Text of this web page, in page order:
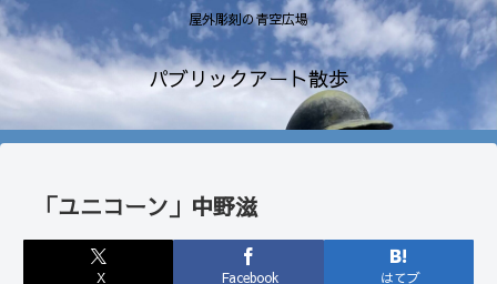
屋外彫刻の青空広場
パブリックアート散歩
「ユニコーン」中野滋
X Facebook はてブ